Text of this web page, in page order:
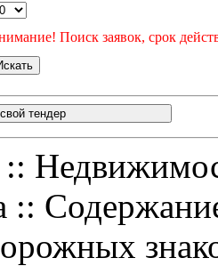
Поиск заявок, срок
тендер
::
::